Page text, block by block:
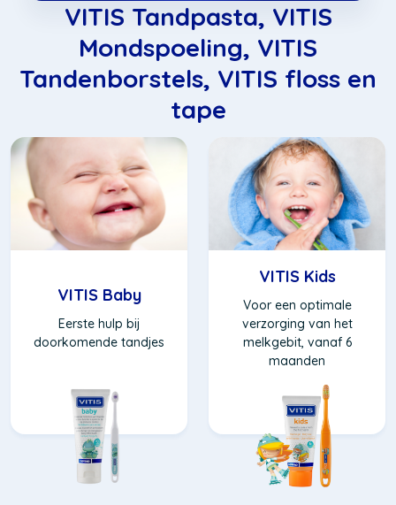
VITIS Tandpasta, VITIS
Mondspoeling, VITIS
Tandenborstels, VITIS floss en
tape
VITIS Baby
Eerste hulp bij
doorkomende tandjes
VITIS Kids
Voor een optimale
verzorging van het
melkgebit, vanaf 6
maanden